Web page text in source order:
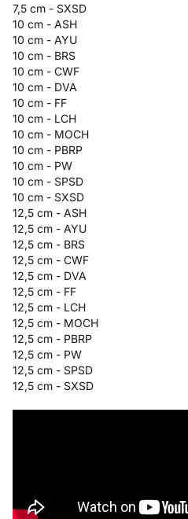
7,5 cm - SXSD
10 cm - ASH
10 cm - AYU
10 cm - BRS
10 cm - CWF
10 cm - DVA
10 cm - FF
10 cm - LCH
10 cm - MOCH
10 cm - PBRP
10 cm - PW
10 cm - SPSD
10 cm - SXSD
12,5 cm - ASH
12,5 cm - AYU
12,5 cm - BRS
12,5 cm - CWF
12,5 cm - DVA
12,5 cm - FF
12,5 cm - LCH
12,5 cm - MOCH
12,5 cm - PBRP
12,5 cm - PW
12,5 cm - SPSD
12,5 cm - SXSD